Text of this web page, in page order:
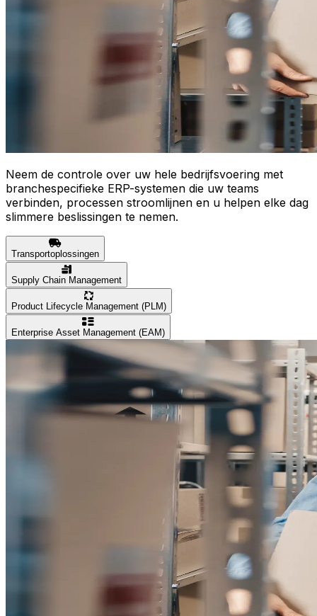
Neem de controle over uw hele bedrijfsvoering met
branchespecifieke ERP-systemen die uw teams
verbinden, processen stroomlijnen en u helpen elke dag
slimmere beslissingen te nemen.
Transportoplossingen
Supply Chain Management
Product Lifecycle Management (PLM)
Enterprise Asset Management (EAM)